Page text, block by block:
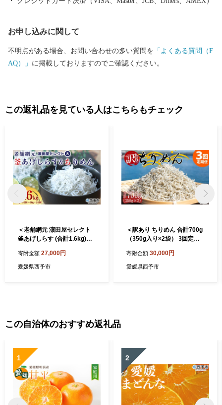
お申し込みに関して
不明点がある場合、お問い合わせの多い質問を 「よくある質問（F
AQ）」 に掲載しておりますのでご確認ください。
この返礼品を見ている人はこちらもチェック
＜老舗網元 濵田屋セレクト
釜あげしらす (合計1.6kg)＞
鮮 海産物 丼 おにぎり 具材
ご飯 おつまみ おやつ 小魚 乾
寄附金額 27,000円
愛媛県西予市
＜訳あり ちりめん 合計700g
（350g入り×2袋） 3回定期
お徳用 しらす シラス じゃこ
小分け 魚 小魚 海産物 加工品
寄附金額 30,000円
愛媛県西予市
この自治体のおすすめ返礼品
1 2